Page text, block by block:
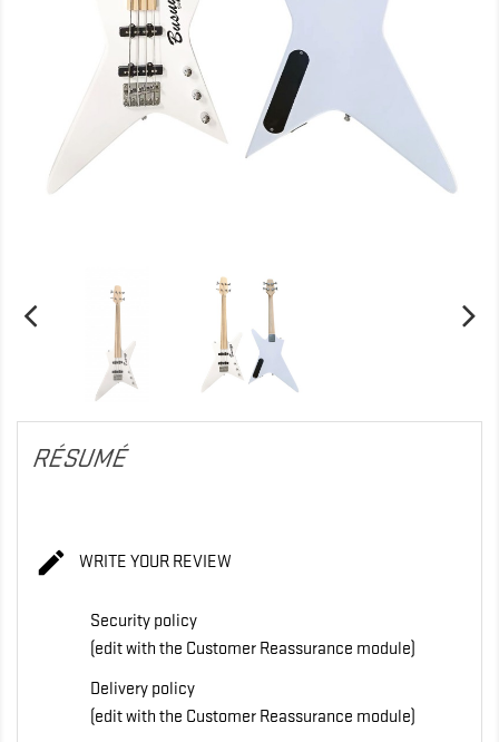
RÉSUMÉ
 WRITE YOUR REVIEW
Security policy
(edit with the Customer Reassurance module)
Delivery policy
(edit with the Customer Reassurance module)